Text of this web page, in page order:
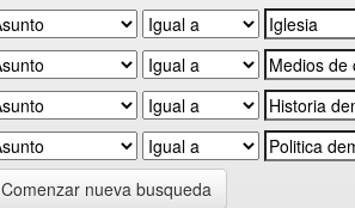
Comenzar nueva busqueda